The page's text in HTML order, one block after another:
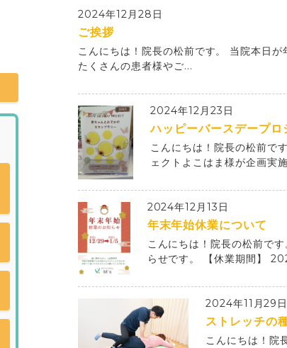
2024年12月28日
ご挨拶
こんにちは！院長の松前です。 当院本日
たくさんの患者様やご...
2024年12月23日
ハッピーバースデープロ
こんにちは！院長の松前で
ェクトよこはま様が企画実
2024年12月13日
年末年始休業について
こんにちは！院長の松前で
らせです。 【休業期間】
2024年11月29日
ストレッチの
こんにちは！院